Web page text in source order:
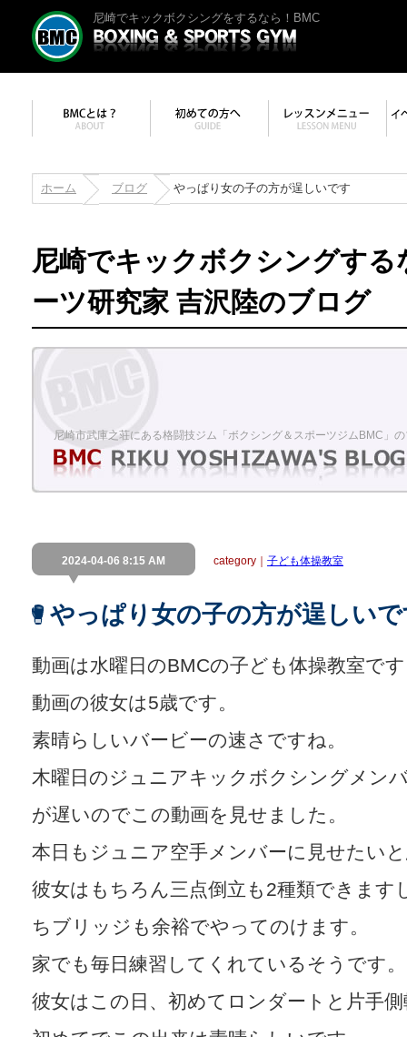
尼崎でキックボクシングをするなら！BMC
ホーム ブログ やっぱり女の子の方が逞しいです
尼崎でキックボクシングす
ーツ研究家 吉沢陸のブログ
尼崎市武庫之荘にある格闘技ジム「ボクシング＆スポーツジムBMC」
2024-04-06 8:15 AM category｜ 子ども体操教室
やっぱり女の子の方が逞しい
動画は水曜日のBMCの子ども体操教室で
動画の彼女は5歳です。
素晴らしいバービーの速さですね。
木曜日のジュニアキックボクシングメン
が遅いのでこの動画を見せました。
本日もジュニア空手メンバーに見せたい
彼女はもちろん三点倒立も2種類できます
ちブリッジも余裕でやってのけます。
家でも毎日練習してくれているそうです。
彼女はこの日、初めてロンダートと片手